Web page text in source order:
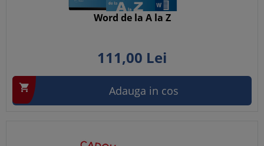
Word de la A la Z
111,00 Lei
 Adauga in cos